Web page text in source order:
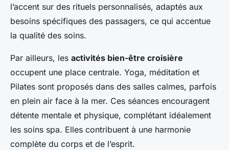
l’accent sur des rituels personnalisés, adaptés aux
besoins spécifiques des passagers, ce qui accentue
la qualité des soins.
Par ailleurs, les activités bien-être croisière
occupent une place centrale. Yoga, méditation et
Pilates sont proposés dans des salles calmes, parfois
en plein air face à la mer. Ces séances encouragent
détente mentale et physique, complétant idéalement
les soins spa. Elles contribuent à une harmonie
complète du corps et de l’esprit.